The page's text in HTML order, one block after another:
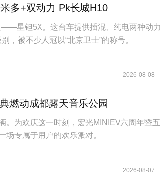
多+双动力 Pk长城H10
星钽5X。这台车提供插混、纯电两种动
，被不少人冠以“北京卫士”的称号。
2026-08-08
燃动成都露天音乐公园
。为欢庆这一时刻，宏光MINIEV六周年暨
场专属于用户的欢乐派对。
2026-08-07